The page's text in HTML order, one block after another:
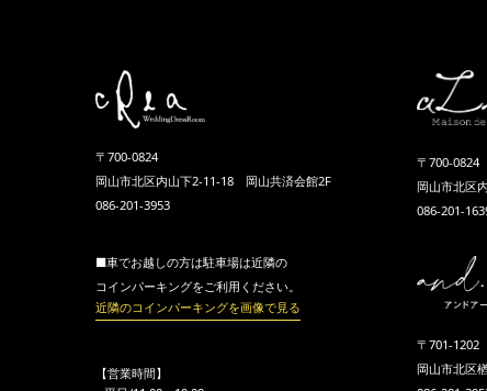
〒700-0824
岡山市北区内山下2-11-18 岡山共済会館2F
086-201-3953
■車でお越しの方は駐車場は近隣の
コインパーキングをご利用ください。
近隣のコインパーキングを画像で見る
【営業時間】
〒700-0824
岡山市北区
086-201-
〒701-1202
岡山市北区